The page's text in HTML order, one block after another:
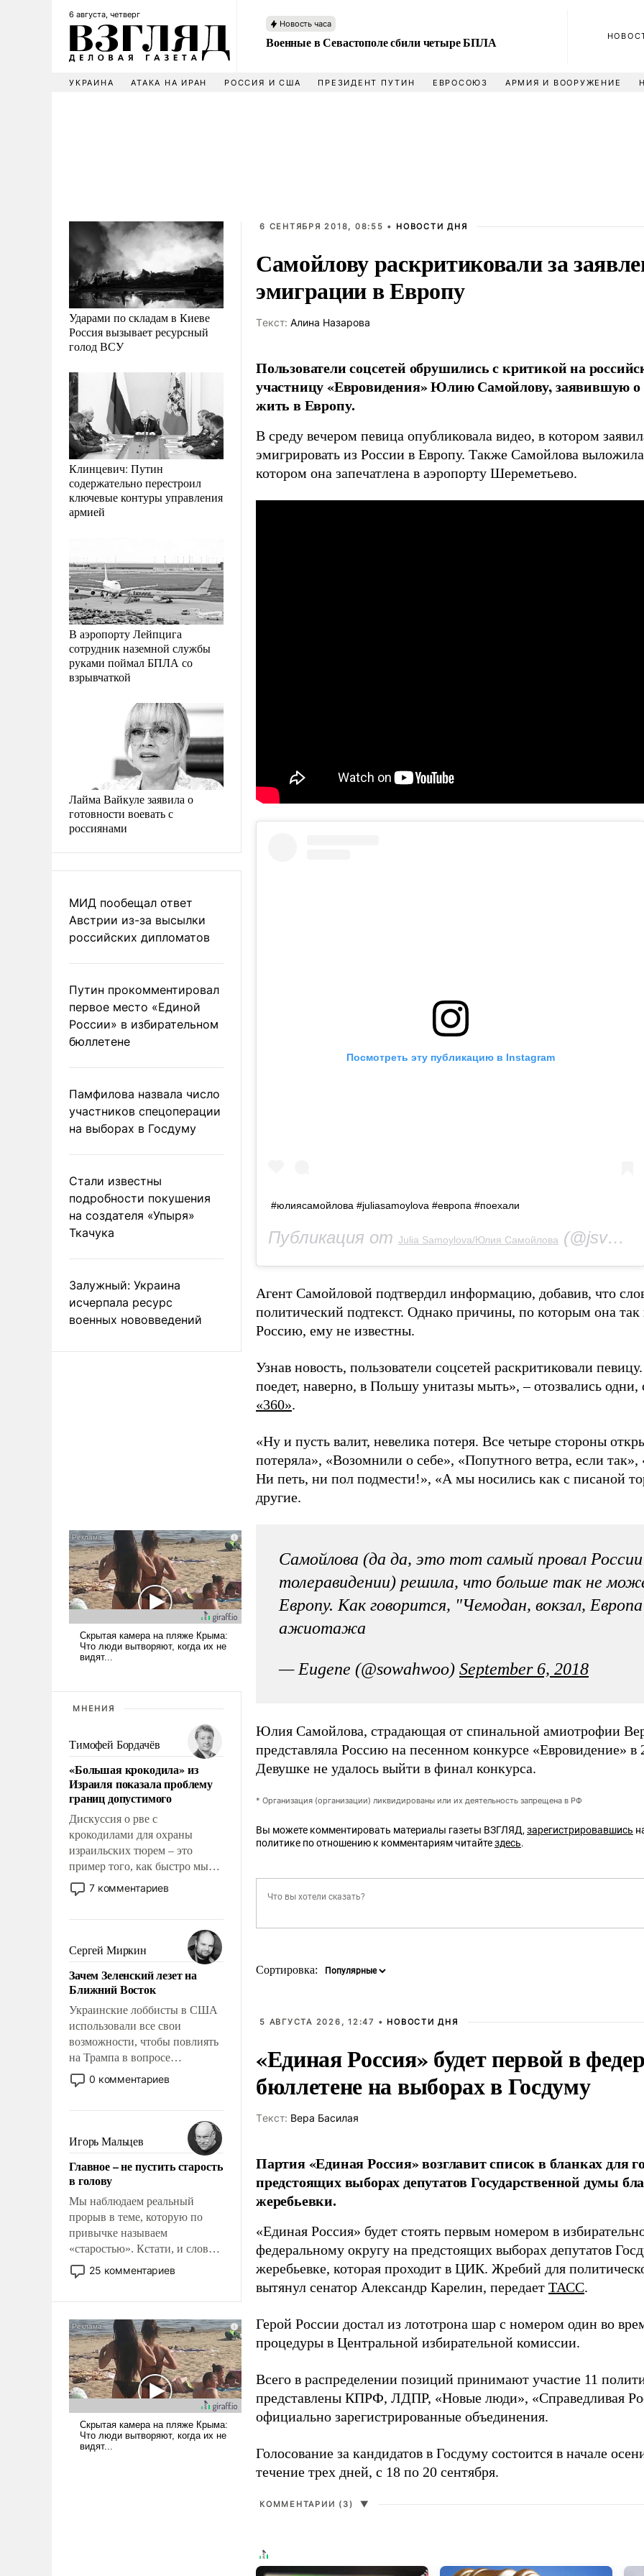
6 августа, четверг
Новость часа
Военные в Севастополе сбили четыре БПЛА
УКРАИНА АТАКА НА ИРАН РОССИЯ И США ПРЕЗИДЕНТ ПУТИН ЕВРОСОЮЗ АРМИЯ И ВООРУЖЕНИЕ
Ударами по складам в Киеве
Россия вызывает ресурсный
голод ВСУ
Клинцевич: Путин
содержательно перестроил
ключевые контуры управления
армией
В аэропорту Лейпцига
сотрудник наземной службы
руками поймал БПЛА со
взрывчаткой
Лайма Вайкуле заявила о
готовности воевать с
россиянами
МИД пообещал ответ
Австрии из-за высылки
российских дипломатов
Путин прокомментировал
первое место «Единой
России» в избирательном
бюллетене
Памфилова назвала число
участников спецоперации
на выборах в Госдуму
Стали известны
подробности покушения
на создателя «Упыря»
Ткачука
Залужный: Украина
исчерпала ресурс
военных нововведений
МНЕНИЯ
Тимофей Бордачёв
«Большая крокодила» из
Израиля показала проблему
границ допустимого
Дискуссия о рве с
крокодилами для охраны
израильских тюрем – это
пример того, как быстро мы
двигаемся по пути
революционных изменений.
псевдонаучной фантастики,
стало всерьез обсуждаемой
идеей.
7 комментариев
Сергей Миркин
Зачем Зеленский лезет на
Ближний Восток
Украинские лоббисты в США
использовали все свои
возможности, чтобы повлиять
на Трампа в вопросе
предоставления вооружений
своим нанимателям. Вероятно,
консультирует Киев, пришла в
голову мысль: хорошо бы
продемонстрировать, что
Украина вступила в
вооруженное противостояние
с Ираном.
0 комментариев
Игорь Мальцев
Главное – не пустить старость
в голову
Мы наблюдаем реальный
прорыв в теме, которую по
привычке называем
«старостью». Кстати, и слово-
то это уже стараются не
использовать – так же, как
что оно уже несет негативные
коннотации.
25 комментариев
6 СЕНТЯБРЯ 2018, 08:55 • НОВОСТИ ДНЯ
Самойлову раскритиковали за
эмиграции в Европу
Tекст: Алина Назарова
Пользователи соцсетей обрушились с критикой на
участницу «Евровидения» Юлию Самойлову, заявившую о
жить в Европу.
В среду вечером певица опубликовала видео, в котором
эмигрировать из России в Европу. Также Самойлова
котором она запечатлена в аэропорту Шереметьево.
Посмотреть эту публикацию в Instagram
#юлиясамойлова #juliasamoylova #европа #поехали
Публикация от Julia Samoylova/Юлия Самойлова (@jsvok)
Агент Самойловой подтвердил информацию, добавив, что
политический подтекст. Однако причины, по которым она так
Россию, ему не известны.
Узнав новость, пользователи соцсетей раскритиковали
поедет, наверно, в Польшу унитазы мыть», – отозвались одни,
«360».
«Ну и пусть валит, невелика потеря. Все четыре стороны
потеряла», «Возомнили о себе», «Попутного ветра, если
Ни петь, ни пол подмести!», «А мы носились как с писаной
другие.
Самойлова (да да, это тот самый провал
толеравидении) решила, что больше так не
Европу. Как говорится, "Чемодан, вокзал,
ажиотажа
— Eugene (@sowahwoo) September 6, 2018
Юлия Самойлова, страдающая от спинальной амиотрофии
представляла Россию на песенном конкурсе «Евровидение» в
Девушке не удалось выйти в финал конкурса.
* Организация (организации) ликвидированы или их деятельность запрещена в РФ
Вы можете комментировать материалы газеты ВЗГЛЯД,зарегистрировавшись
политике по отношению к комментариям читайтездесь.
Сортировка:
5 АВГУСТА 2026, 12:47 • НОВОСТИ ДНЯ
«Единая Россия» будет первой в
бюллетене на выборах в Госдуму
Tекст: Вера Басилая
Партия «Единая Россия» возглавит список в бланках для
предстоящих выборах депутатов Государственной думы
жеребьевки.
«Единая Россия» будет стоять первым номером в
федеральному округу на предстоящих выборах депутатов
жеребьевке, которая проходит в ЦИК. Жребий для
вытянул сенатор Александр Карелин, передает ТАСС.
Герой России достал из лототрона шар с номером один во
процедуры в Центральной избирательной комиссии.
Всего в распределении позиций принимают участие 11
представлены КПРФ, ЛДПР, «Новые люди», «Справедливая
официально зарегистрированные объединения.
Голосование за кандидатов в Госдуму состоится в начале
течение трех дней, с 18 по 20 сентября.
КОММЕНТАРИИ (3) ▼